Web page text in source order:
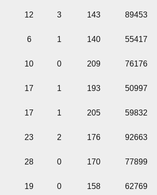
12 3 143 89453
6 1 140 55417
10 0 209 76176
17 1 193 50997
17 1 205 59832
23 2 176 92663
28 0 170 77899
19 0 158 62769